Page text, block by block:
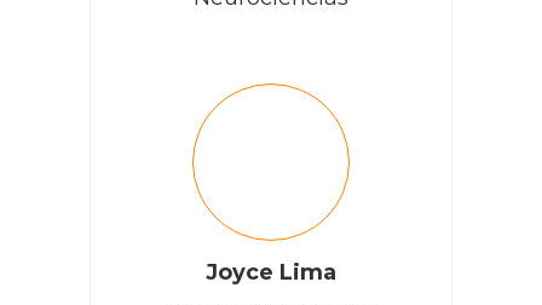
Joyce Lima